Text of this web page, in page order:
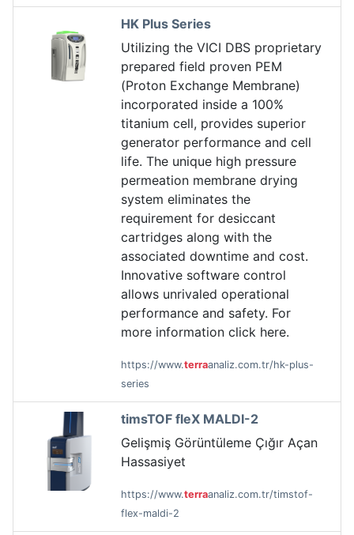
HK Plus Series
Utilizing the VICI DBS proprietary
prepared field proven PEM
(Proton Exchange Membrane)
incorporated inside a 100%
titanium cell, provides superior
generator performance and cell
life. The unique high pressure
permeation membrane drying
system eliminates the
requirement for desiccant
cartridges along with the
associated downtime and cost.
Innovative software control
allows unrivaled operational
performance and safety. For
more information click here.
https://www.terraanaliz.com.tr/hk-plus-
series
timsTOF fleX MALDI-2
Gelişmiş Görüntüleme Çığır Açan
Hassasiyet
https://www.terraanaliz.com.tr/timstof-
flex-maldi-2